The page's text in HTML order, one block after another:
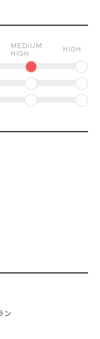
MEDIUM
HIGH
HIGH
ン